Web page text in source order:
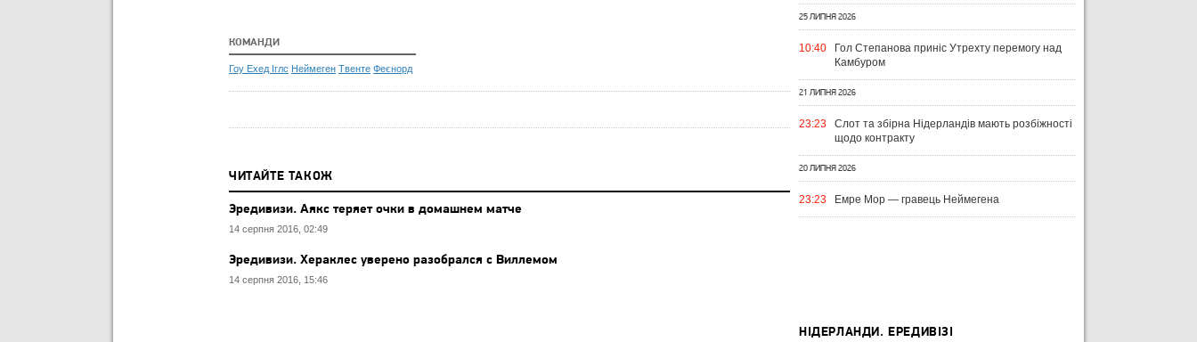
КОМАНДИ
Гоу Ехед Іглс Неймеген Твенте Феєнорд
ЧИТАЙТЕ ТАКОЖ
Эредивизи. Аякс теряет очки в домашнем матче
14 серпня 2016, 02:49
Эредивизи. Хераклес уверено разобрался с Виллемом
14 серпня 2016, 15:46
25 ЛИПНЯ 2026
10:40
Гол Степанова приніс Утрехту перемогу над
Камбуром
21 ЛИПНЯ 2026
23:23
Слот та збірна Нідерландів мають розбіжності
щодо контракту
20 ЛИПНЯ 2026
23:23 Емре Мор — гравець Неймегена
НІДЕРЛАНДИ. ЕРЕДИВІЗІ